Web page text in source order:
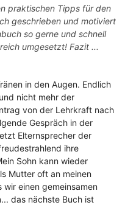
praktischen Tipps für den
geschrieben und motiviert
so gerne und schnell
umgesetzt! Fazit ...
in den Augen. Endlich
nicht mehr der
von der Lehrkraft nach
Gespräch in der
Elternsprecher der
ihre
Sohn kann wieder
Mutter oft an meinen
einen gemeinsamen
das nächste Buch ist